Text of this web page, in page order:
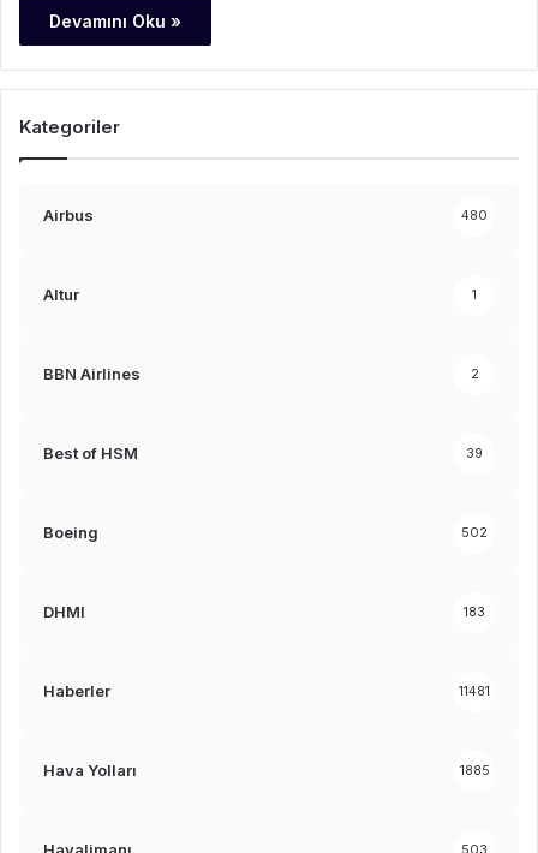
Devamını Oku »
Kategoriler
Airbus 480
Altur 1
BBN Airlines 2
Best of HSM 39
Boeing 502
DHMI 183
Haberler 11481
Hava Yolları 1885
503